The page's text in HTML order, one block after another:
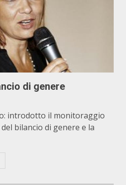
di genere
introdotto il monitoraggio
bilancio di genere e la